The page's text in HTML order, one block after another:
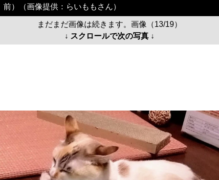
前）（画像提供：らいももさん）
まだまだ画像は続きます。画像（13/19）
↓ スクロールで次の写真 ↓